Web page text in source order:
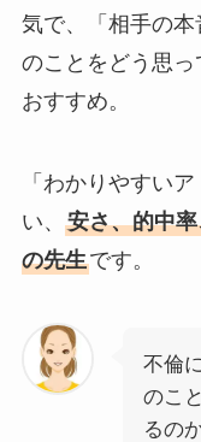
気で、「相手の
のことをどう思
おすすめ。
「わかりやすい
い、 安さ、的中
の先生です。
不倫
のこ
るの